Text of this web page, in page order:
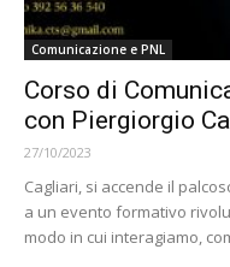
Comunicazione e PNL
Corso di
con Piergiorgio
27/10/2023
Cagliari, si accende il
a un evento formativo
modo in cui interagiamo,